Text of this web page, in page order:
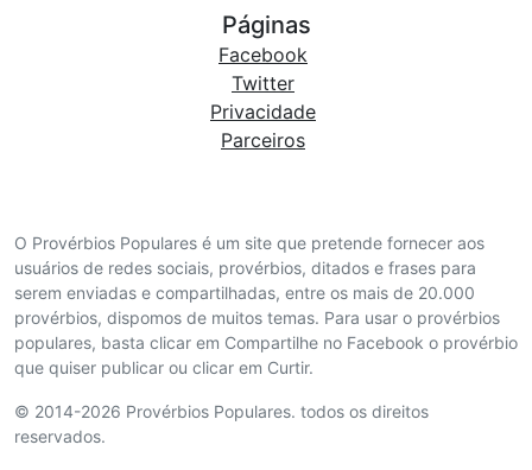
O Provérbios Populares é um site que pretende fornecer aos
usuários de redes sociais, provérbios, ditados e frases para
serem enviadas e compartilhadas, entre os mais de 20.000
provérbios, dispomos de muitos temas. Para usar o provérbios
populares, basta clicar em Compartilhe no Facebook o provérbio
que quiser publicar ou clicar em Curtir.
© 2014-2026 Provérbios Populares. todos os direitos
reservados.
Páginas
Facebook
Twitter
Privacidade
Parceiros